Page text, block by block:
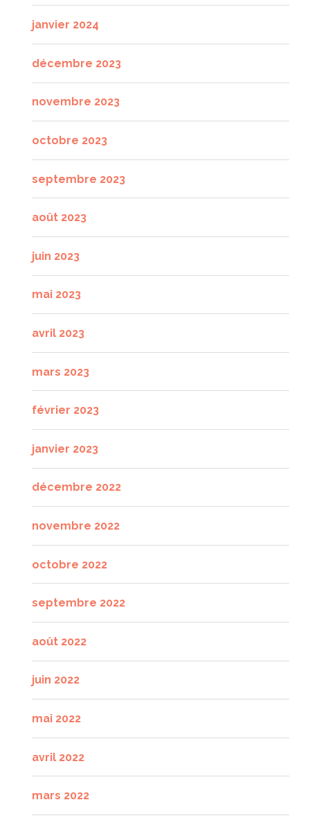
janvier 2024
décembre 2023
novembre 2023
octobre 2023
septembre 2023
août 2023
juin 2023
mai 2023
avril 2023
mars 2023
février 2023
janvier 2023
décembre 2022
novembre 2022
octobre 2022
septembre 2022
août 2022
juin 2022
mai 2022
avril 2022
mars 2022